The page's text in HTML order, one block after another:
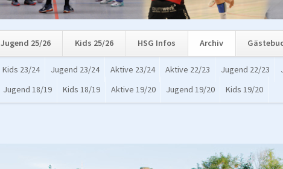
Jugend 25/26 Kids 25/26 HSG Infos Archiv
Kids 23/24 Jugend 23/24 Aktive 23/24 Aktive 22/23 Jugend 22/23
Jugend 18/19 Kids 18/19 Aktive 19/20 Jugend 19/20 Kids 19/20